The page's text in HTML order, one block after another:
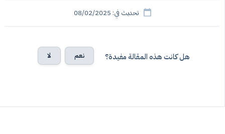
تحديث في: 08/02/2025
هل كانت هذه المقالة مفيدة؟ نعم لا